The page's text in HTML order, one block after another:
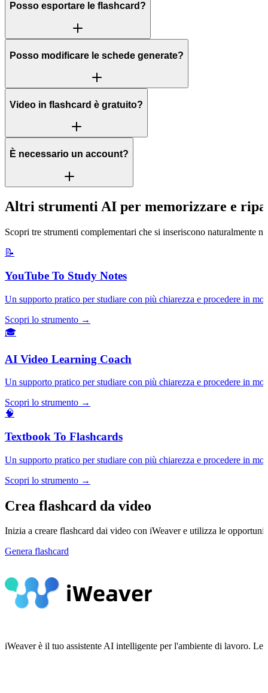
Posso esportare le flashcard?
Posso modificare le schede generate?
Video in flashcard è gratuito?
È necessario un account?
Altri strumenti AI per memorizzare e
Scopri tre strumenti complementari che si inseriscono naturalmente
📝
YouTube To Study Notes
Un supporto pratico per studiare con più chiarezza e procedere in
Scopri lo strumento →
🎓
AI Video Learning Coach
Un supporto pratico per studiare con più chiarezza e procedere in
Scopri lo strumento →
🧠
Textbook To Flashcards
Un supporto pratico per studiare con più chiarezza e procedere in
Scopri lo strumento →
Crea flashcard da video
Inizia a creare flashcard dai video con iWeaver e utilizza le
Genera flashcard
iWeaver è il tuo assistente AI intelligente per l'ambiente di lavoro.